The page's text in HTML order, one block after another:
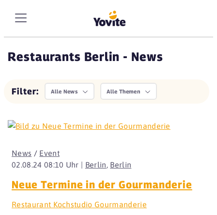
Restaurants Berlin - News
Filter: Alle News Alle Themen
02.08.24 08:10 Uhr | Berlin, Berlin
News / Event
Neue Termine in der Gourmanderie
Restaurant Kochstudio Gourmanderie